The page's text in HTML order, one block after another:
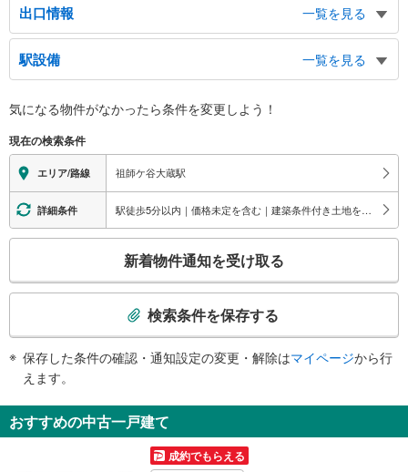
出口情報
一覧を見る
北口
祖師谷１～６丁目、千歳台２・５・６丁目方面、祖師谷住宅、タクシーのり
ば、コミュニティバスのりば、祖師谷３丁目、成城５～８丁目方面、祖師谷ふ
れあいセンター、祖師谷大蔵駅前郵便局
南口
砧３・５～８丁目、大蔵２・３丁目方面、大蔵住宅、国立成育医療研究センタ
ー、日本大学商学部、東京メディアシティ、バスのりば
駅設備
一覧を見る
※段差なしでの移動経路
地上⇔改札⇔ホーム：○
エレベータ
・各ホーム⇔改札
エスカレータ
・各ホーム⇔改札
・改札内
気になる物件がなかったら条件を変更しよう！
現在の検索条件
エリア/路線 祖師ケ谷大蔵駅
詳細条件 駅徒歩5分以内｜価格未定を含む｜建築条件付き土地を含む
検
知
を
け
新着物件通知を受け取る
検索条件を保存する
保存した条件の確認・通知設定の変更・解除はマイページから行
えます。
おすすめの中古一戸建て
成約でもらえる